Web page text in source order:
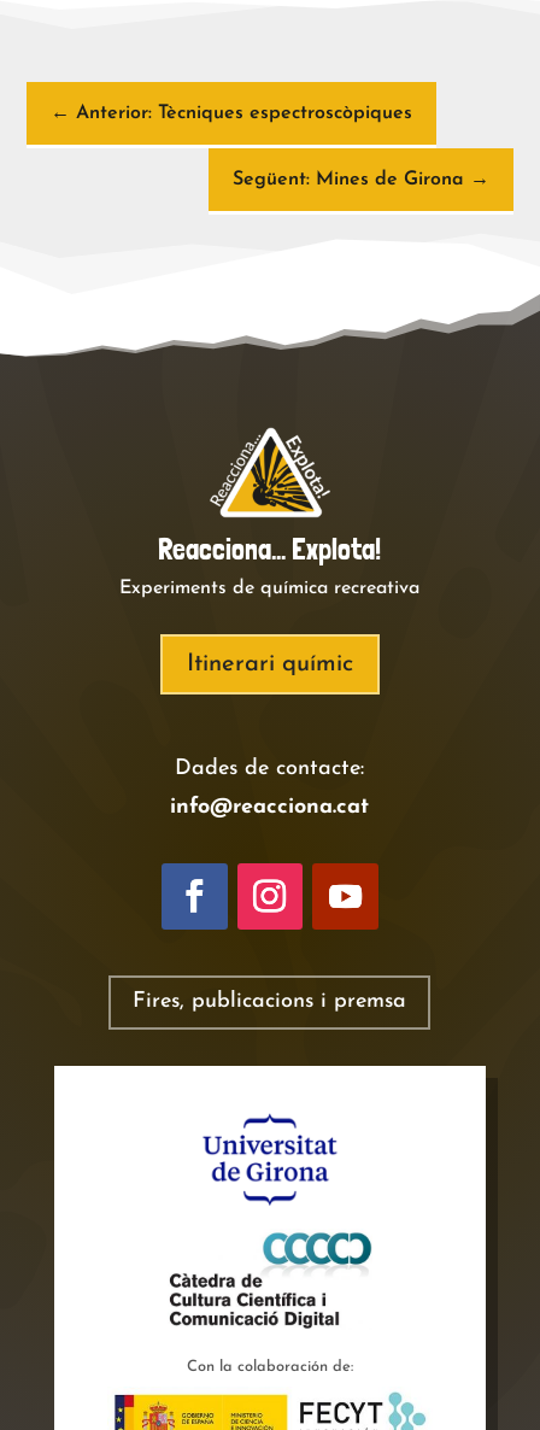
←Anterior: Tècniques espectroscòpiques
Següent: Mines de Girona →
Reacciona… Explota!
Experiments de química recreativa
Itinerari químic
Dades de contacte:
info@reacciona.cat
Fires, publicacions i premsa
Con la colaboración de: